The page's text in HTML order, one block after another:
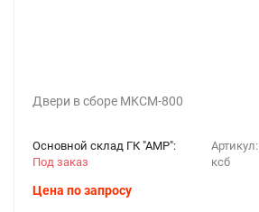
Двери в сборе МКСМ-800
Артикул:
ксб
Основной склад ГК "АМР":
Под заказ
Цена по запросу